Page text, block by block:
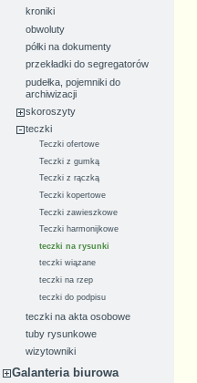
kroniki
obwoluty
półki na dokumenty
przekładki do segregatorów
pudełka, pojemniki do
archiwizacji
skoroszyty
teczki
Teczki ofertowe
Teczki z gumką
Teczki z rączką
Teczki kopertowe
Teczki zawieszkowe
Teczki harmonijkowe
teczki na rysunki
teczki wiązane
teczki na rzep
teczki do podpisu
teczki na akta osobowe
tuby rysunkowe
wizytowniki
Galanteria biurowa